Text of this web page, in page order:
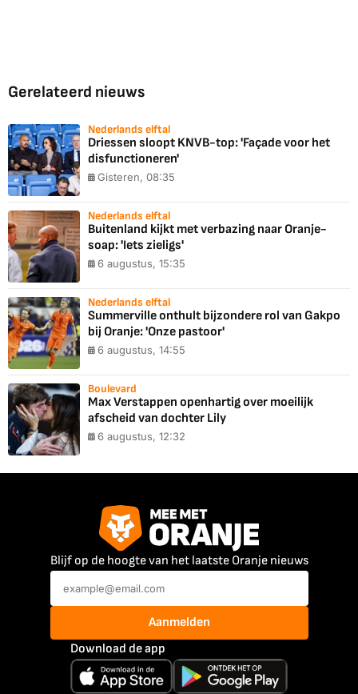
Gerelateerd nieuws
Nederlands elftal
Driessen sloopt KNVB-top: 'Façade voor het
disfunctioneren'
Gisteren, 08:35
Nederlands elftal
Buitenland kijkt met verbazing naar Oranje-
soap: 'Iets zieligs'
6 augustus, 15:35
Nederlands elftal
Summerville onthult bijzondere rol van Gakpo
bij Oranje: 'Onze pastoor'
6 augustus, 14:55
Boulevard
Max Verstappen openhartig over moeilijk
afscheid van dochter Lily
6 augustus, 12:32
Blijf op de hoogte van het laatste Oranje nieuws
Aanmelden
Download de app